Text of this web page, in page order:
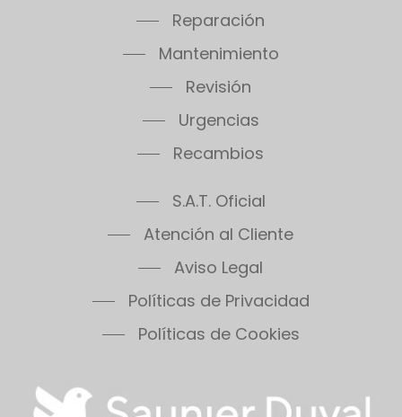
Reparación
Mantenimiento
Revisión
Urgencias
Recambios
S.A.T. Oficial
Atención al Cliente
Aviso Legal
Políticas de Privacidad
Políticas de Cookies